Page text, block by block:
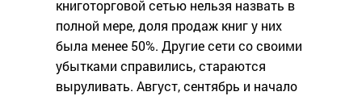
книготорговой сетью нельзя назвать в
полной мере, доля продаж книг у них
была менее 50%. Другие сети со своими
убытками справились, стараются
выруливать. Август, сентябрь и начало